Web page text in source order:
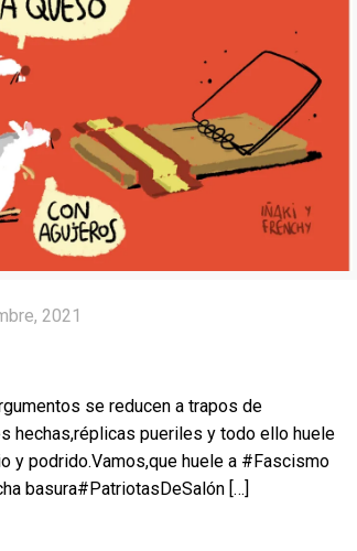
2021
se reducen a trapos de
hechas,réplicas pueriles y todo ello huele
y podrido.Vamos,que huele a #Fascismo
basura#PatriotasDeSalón […]